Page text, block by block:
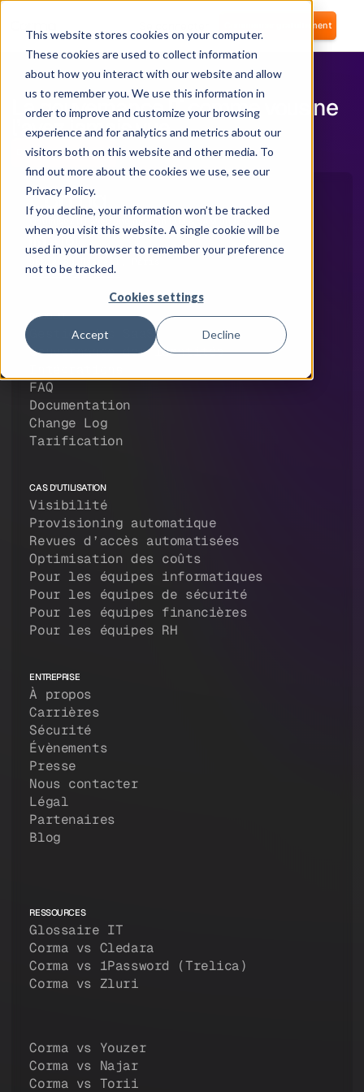
This website stores cookies on your computer.
These cookies are used to collect information
about how you interact with our website and allow
us to remember you. We use this information in
order to improve and customize your browsing
experience and for analytics and metrics about our
visitors both on this website and other media. To
find out more about the cookies we use, see our
Privacy Policy.
If you decline, your information won’t be tracked
when you visit this website. A single cookie will be
used in your browser to remember your preference
not to be tracked.
Cookies settings
Accept Decline
Commencer gratuitement
La gouvernance IT comme vous ne
l’avez jamais vue.
Démarrer gratuitement
contact@corma.io
PRODUIT
Gestion des SaaS
Gouvernance des identités
FAQ
Documentation
Change Log
Tarification
CAS D'UTILISATION
Visibilité
Provisioning automatique
Revues d’accès automatisées
Optimisation des coûts
Pour les équipes informatiques
Pour les équipes de sécurité
Pour les équipes financières
Pour les équipes RH
ENTREPRISE
À propos
Carrières
Sécurité
Évènements
Presse
Nous contacter
Légal
Partenaires
Blog
RESSOURCES
Glossaire IT
Corma vs Cledara
Corma vs 1Password (Trelica)
Corma vs Zluri
Corma vs Youzer
Corma vs Najar
Corma vs Torii